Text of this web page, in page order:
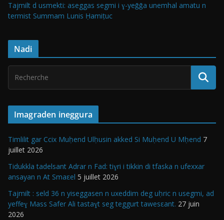
Tajmilt d usmekti: aseggas segmi i ɣ-yeǧǧa unemhal amatu n
termist Summam Lunis Ḥamiṭuc
Nadi
Imagraden ineggura
Timlilit gar Ccix Muḥend Ulḥusin akked Si Muḥend U Mḥend 7
juillet 2026
Tidukkla tadelsant Adrar n Fad: tiɣri i tikkin di tfaska n ufexxar
ansayan n At Smaεel 5 juillet 2026
Tajmilt : seld 36 n yiseggasen n uxeddim deg uḥric n usegmi, ad
yeffeɣ Mass Safer Ali tastaɣt seg teggurt tawesεant. 27 juin
2026